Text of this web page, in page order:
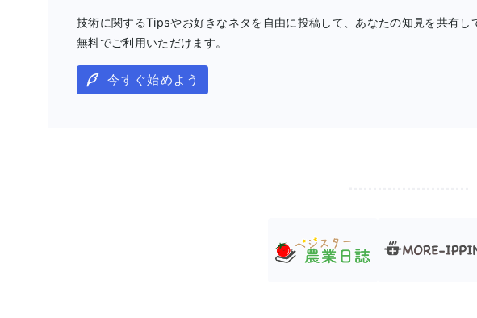
技術に関するTipsやお好きなネタを自由に投稿して、あなたの知見を共有し
無料でご利用いただけます。
今すぐ始めよう